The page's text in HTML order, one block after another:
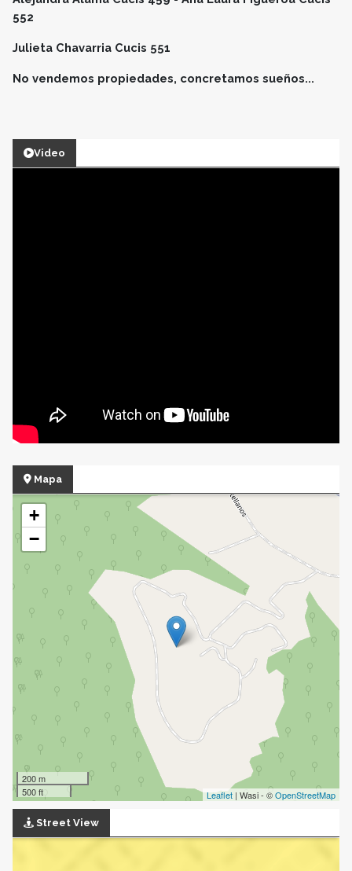
552
Julieta Chavarria Cucis 551
No vendemos propiedades, concretamos sueños...
Video
Mapa
+
−
200 m
500 ft
Leaflet | Wasi - ©OpenStreetMap
Street View